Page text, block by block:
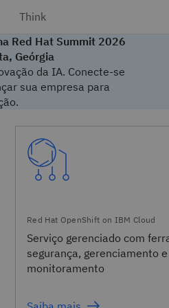
Red Hat Summit 2026
Geórgia
da IA. Conecte-se
sua empresa para
Serviço gerenciado com
segurança, gerenciamento e
monitoramento